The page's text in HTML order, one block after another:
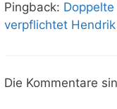
Pingback:
verpflichtet
Die Kommentare